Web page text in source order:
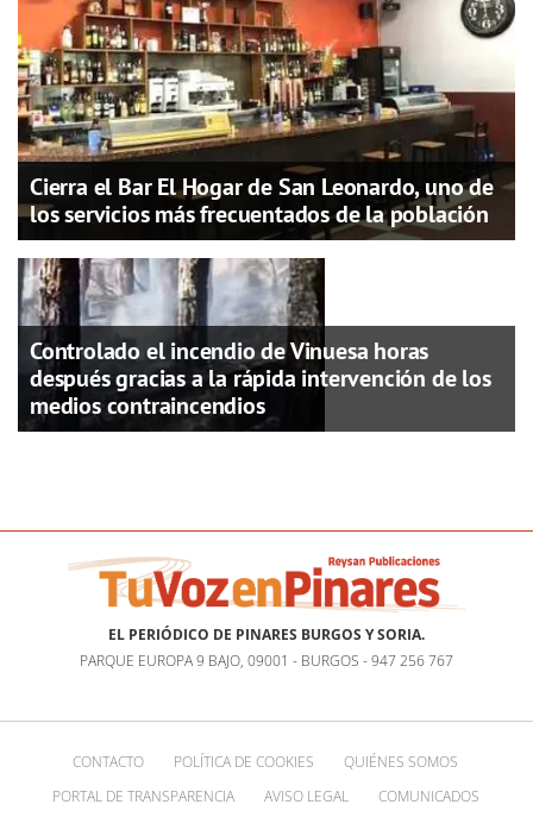
Cierra el Bar El Hogar de San Leonardo, uno de
los servicios más frecuentados de la población
Controlado el incendio de Vinuesa horas
después gracias a la rápida intervención de los
medios contraincendios
EL PERIÓDICO DE PINARES BURGOS Y SORIA.
PARQUE EUROPA 9 BAJO, 09001 - BURGOS - 947 256 767
CONTACTO POLÍTICA DE COOKIES
QUIÉNES SOMOS
PORTAL DE TRANSPARENCIA
AVISO LEGAL COMUNICADOS